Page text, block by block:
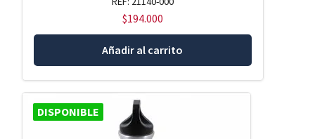
$194.000
Añadir al carrito
DISPONIBLE